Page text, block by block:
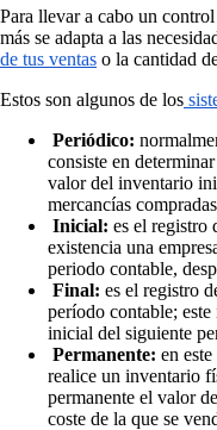
Para llevar a cabo un
más se adapta a las
de tus ventas o la cantidad
Estos son algunos de los
Periódico:
consiste en
valor del inventario
mercancías
Inicial: es el registro
existencia una
periodo contable,
Final: es el registro
período contable;
inicial del siguiente
Permanente: en
realice un inventario
permanente el valor
coste de la que se